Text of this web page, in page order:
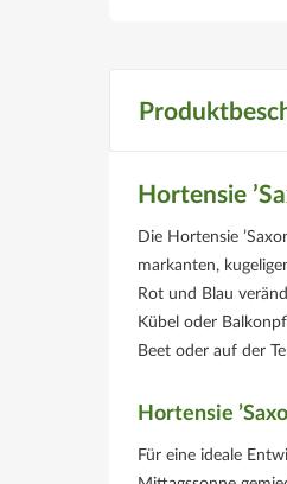
Hortensie
Die Hortensie
markanten,
Rot und Blau
Kübel oder
Beet oder auf der
Hortensie
Für eine ideale